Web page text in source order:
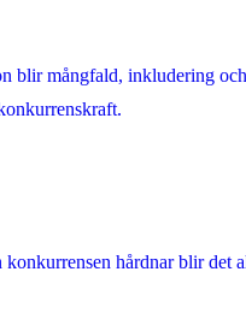
mångfald, inkludering
hårdnar blir